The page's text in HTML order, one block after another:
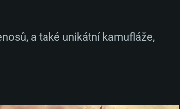
a také unikátní kamufláže,